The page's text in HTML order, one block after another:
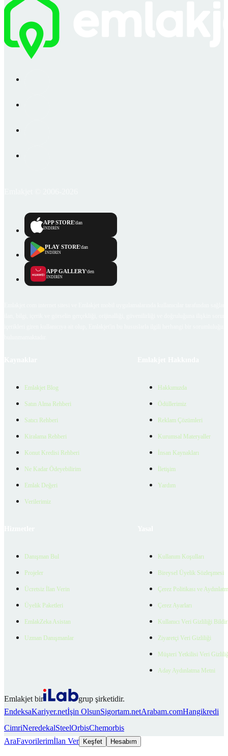
APP STORE'dan
İNDİRİN
PLAY STORE'dan
İNDİRİN
APP GALLERY'den
İNDİRİN
Emlakjet Blog
Satın Alma Rehberi
Satıcı Rehberi
Kiralama Rehberi
Konut Kredisi Rehberi
Ne Kadar Ödeyebilirim
Emlak Değeri
Verilerimiz
Hakkımızda
Ödüllerimiz
Reklam Çözümleri
Kurumsal Materyaller
İnsan Kaynakları
İletişim
Yardım
Danışman Bul
Projeler
Ücretsiz İlan Verin
Üyelik Paketleri
EmlakZeka Asistan
Uzman Danışmanlar
Kullanım Koşulları
Bireysel Üyelik Sözleşmesi
Çerez Politikası ve
Çerez Ayarları
Kullanıcı Veri Gizliliği
Ziyaretçi Veri Gizliliği
Müşteri Yetkilisi Veri
Aday Aydınlatma Metni
Emlakjet bir
grup şirketidir.
EndeksaKariyer.netİşin OlsunSigortam.netArabam.comHangikredi
CimriNeredekalSteelOrbisChemorbis
AraFavorilerimİlan Ver Keşfet Hesabım